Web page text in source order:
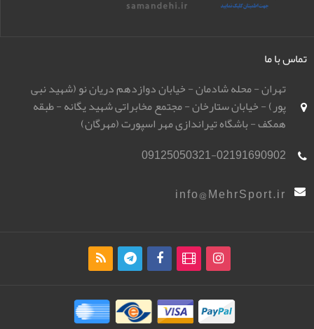
تماس با ما
تهران - محله شادمان - خیابان دوازدهم دریان نو (شهید نبی
پور) - خیابان ستارخان - مجتمع مخابراتی شهید یگانه - طبقه
همکف - باشگاه تیراندازی مهر اسپورت (مهرگان)
09125050321-02191690902
info@MehrSport.ir